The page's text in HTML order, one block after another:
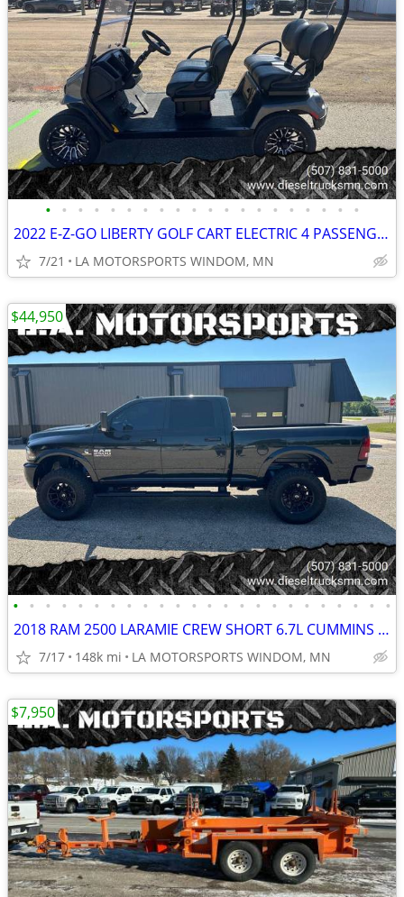
• • • • • • • • • • • • • • • • • • • •
2022 E-Z-GO LIBERTY GOLF CART ELECTRIC 4 PASSENGER
7/21 LA MOTORSPORTS WINDOM, MN
• • • • • • • • • • • • • • • • • • • • • • • •
2018 RAM 2500 LARAMIE CREW SHORT 6.7L CUMMINS CALI TRUCK 148K MILES
7/17 148k mi LA MOTORSPORTS WINDOM, MN
$44,950
$7,950